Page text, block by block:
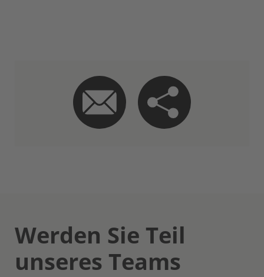
Werden Sie Teil
unseres Teams